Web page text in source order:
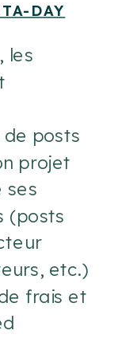
DAY
les
posts
projet
ses
(posts
etc.)
frais et